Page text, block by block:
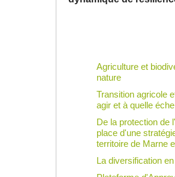
Agriculture et
nature
Transition agricole
agir et à quelle
De la protection de
place d'une
territoire de Marne
La diversification